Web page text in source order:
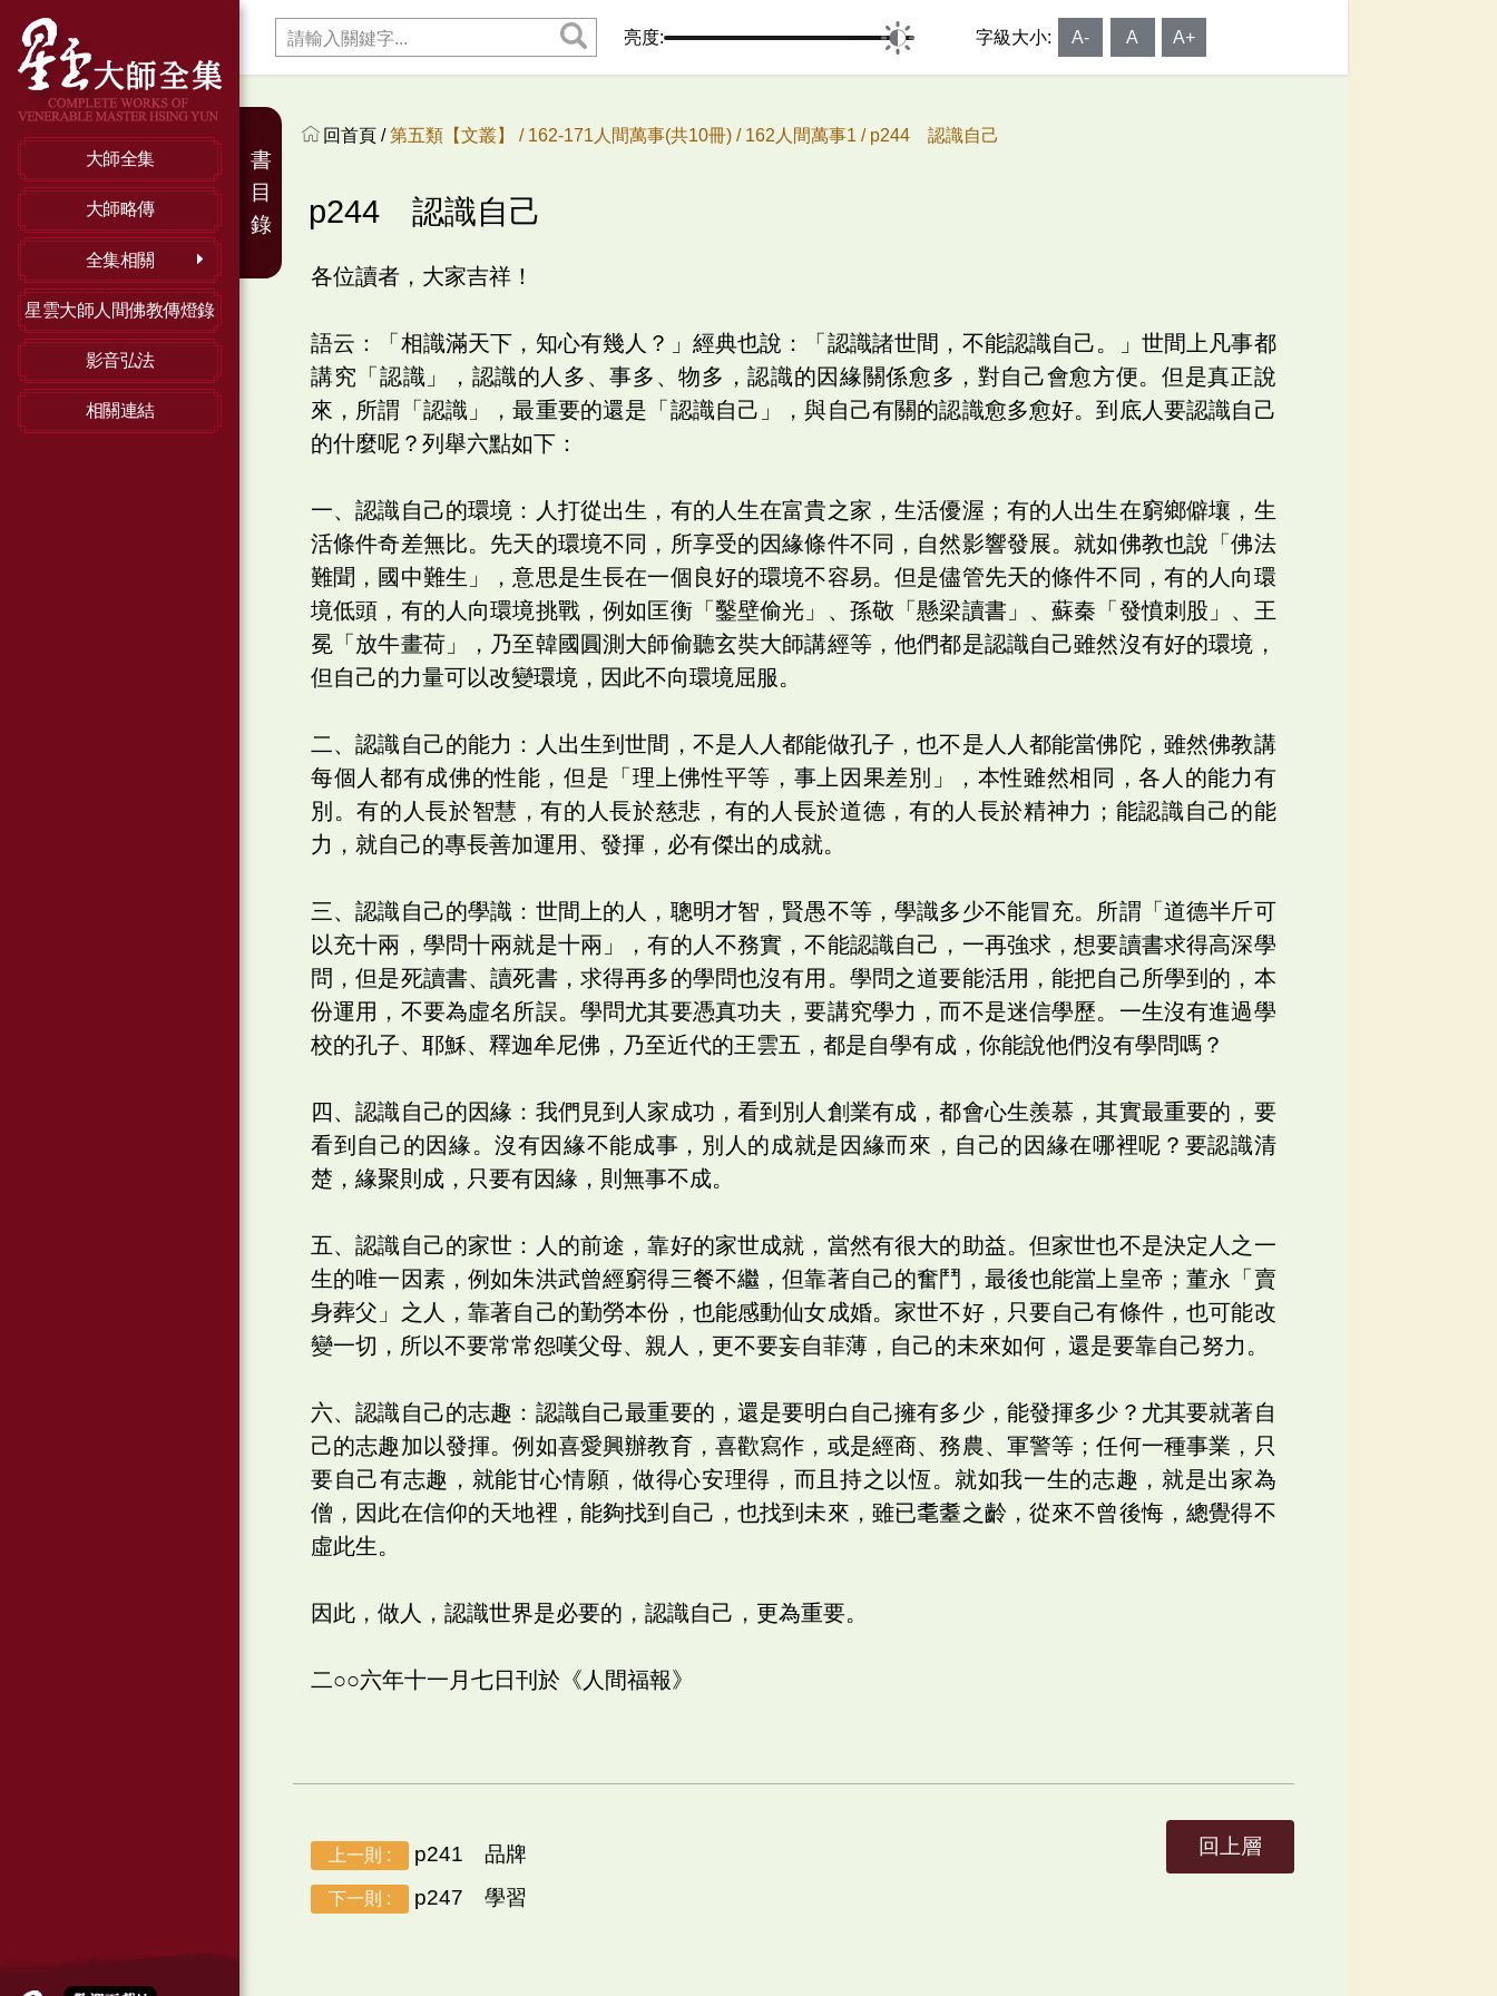
大師全集
大師略傳
全集相關
星雲大師人間佛教傳燈錄
影音弘法
相關連結
亮度: 字級大小: A- A A+
回首頁 /第五類【文叢】 / 162-171人間萬事(共10冊) / 162人間萬事1 / p244 認識自己
p244 認識自己
各位讀者，大家吉祥！
語云：「相識滿天下，知心有幾人？」經典也說：「認識諸世間，不能認識自己。」世間上凡事都
講究「認識」，認識的人多、事多、物多，認識的因緣關係愈多，對自己會愈方便。但是真正說
來，所謂「認識」，最重要的還是「認識自己」，與自己有關的認識愈多愈好。到底人要認識自己
的什麼呢？列舉六點如下：
一、認識自己的環境：人打從出生，有的人生在富貴之家，生活優渥；有的人出生在窮鄉僻壤，生
活條件奇差無比。先天的環境不同，所享受的因緣條件不同，自然影響發展。就如佛教也說「佛法
難聞，國中難生」，意思是生長在一個良好的環境不容易。但是儘管先天的條件不同，有的人向環
境低頭，有的人向環境挑戰，例如匡衡「鑿壁偷光」、孫敬「懸梁讀書」、蘇秦「發憤刺股」、王
冕「放牛畫荷」，乃至韓國圓測大師偷聽玄奘大師講經等，他們都是認識自己雖然沒有好的環境，
但自己的力量可以改變環境，因此不向環境屈服。
二、認識自己的能力：人出生到世間，不是人人都能做孔子，也不是人人都能當佛陀，雖然佛教講
每個人都有成佛的性能，但是「理上佛性平等，事上因果差別」，本性雖然相同，各人的能力有
別。有的人長於智慧，有的人長於慈悲，有的人長於道德，有的人長於精神力；能認識自己的能
力，就自己的專長善加運用、發揮，必有傑出的成就。
三、認識自己的學識：世間上的人，聰明才智，賢愚不等，學識多少不能冒充。所謂「道德半斤可
以充十兩，學問十兩就是十兩」，有的人不務實，不能認識自己，一再強求，想要讀書求得高深學
問，但是死讀書、讀死書，求得再多的學問也沒有用。學問之道要能活用，能把自己所學到的，本
份運用，不要為虛名所誤。學問尤其要憑真功夫，要講究學力，而不是迷信學歷。一生沒有進過學
校的孔子、耶穌、釋迦牟尼佛，乃至近代的王雲五，都是自學有成，你能說他們沒有學問嗎？
四、認識自己的因緣：我們見到人家成功，看到別人創業有成，都會心生羨慕，其實最重要的，要
看到自己的因緣。沒有因緣不能成事，別人的成就是因緣而來，自己的因緣在哪裡呢？要認識清
楚，緣聚則成，只要有因緣，則無事不成。
五、認識自己的家世：人的前途，靠好的家世成就，當然有很大的助益。但家世也不是決定人之一
生的唯一因素，例如朱洪武曾經窮得三餐不繼，但靠著自己的奮鬥，最後也能當上皇帝；董永「賣
身葬父」之人，靠著自己的勤勞本份，也能感動仙女成婚。家世不好，只要自己有條件，也可能改
變一切，所以不要常常怨嘆父母、親人，更不要妄自菲薄，自己的未來如何，還是要靠自己努力。
六、認識自己的志趣：認識自己最重要的，還是要明白自己擁有多少，能發揮多少？尤其要就著自
己的志趣加以發揮。例如喜愛興辦教育，喜歡寫作，或是經商、務農、軍警等；任何一種事業，只
要自己有志趣，就能甘心情願，做得心安理得，而且持之以恆。就如我一生的志趣，就是出家為
僧，因此在信仰的天地裡，能夠找到自己，也找到未來，雖已耄耋之齡，從來不曾後悔，總覺得不
虛此生。
因此，做人，認識世界是必要的，認識自己，更為重要。
二○○六年十一月七日刊於《人間福報》
上一則 : p241 品牌
下一則 : p247 學習
回上層
書
目
錄